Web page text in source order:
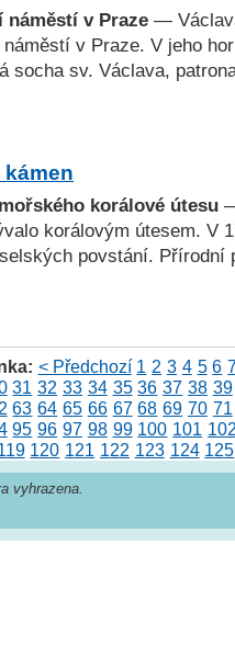
náměstí v Praze —
náměstí v Praze. V jeho
socha sv. Václava,
korálové útesu
korálovým útesem. V
povstání. Přírodní
< Předchozí 1 2 3 4 5 6
31 32 33 34 35 36 37 38 39
63 64 65 66 67 68 69 70 71
95 96 97 98 99 100 101
120 121 122 123 124 125
vyhrazena.